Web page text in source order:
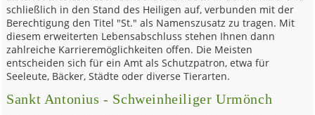
schließlich in den Stand des Heiligen auf, verbunden mit der
Berechtigung den Titel "St." als Namenszusatz zu tragen. Mit
diesem erweiterten Lebensabschluss stehen Ihnen dann
zahlreiche Karrieremöglichkeiten offen. Die Meisten
entscheiden sich für ein Amt als Schutzpatron, etwa für
Seeleute, Bäcker, Städte oder diverse Tierarten.
Sankt Antonius - Schweinheiliger Urmönch